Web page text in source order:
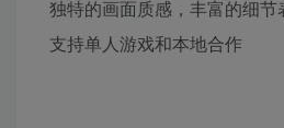
独特的画面质感，丰富的细节
支持单人游戏和本地合作